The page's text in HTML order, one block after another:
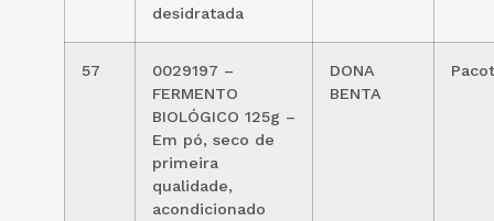
desidratada
57
0029197 –
FERMENTO
BIOLÓGICO 125g –
Em pó, seco de
primeira
qualidade,
acondicionado
DONA
BENTA